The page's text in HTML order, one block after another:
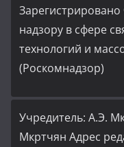
надзору в сфере
технологий и
(Роскомнадзор)
Учредитель: А.Э.
Мкртчян Адрес